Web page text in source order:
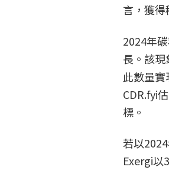
言，獲得
2024年
長。該
此數量
CDR.fyi
標。
若以
Exergi以